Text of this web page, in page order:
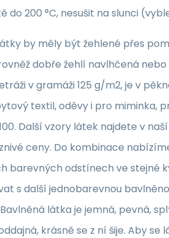
do 200 °C, nesušit na slunci
by měly být žehlené přes
dobře žehlí navlhčená
v gramáži 125 g/m2, je v
textil, oděvy i pro miminka,
Další vzory látek najdete v
ceny. Do kombinace
barevných odstínech ve stejné
s další jednobarevnou
látka je jemná, pevná,
krásně se z ní šije. Aby se